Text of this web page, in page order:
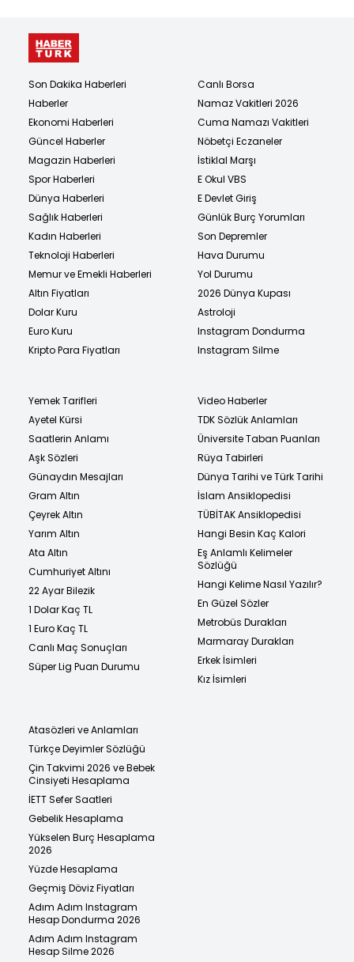
Son Dakika Haberleri
Haberler
Ekonomi Haberleri
Güncel Haberler
Magazin Haberleri
Spor Haberleri
Dünya Haberleri
Sağlık Haberleri
Kadın Haberleri
Teknoloji Haberleri
Memur ve Emekli Haberleri
Altın Fiyatları
Dolar Kuru
Euro Kuru
Kripto Para Fiyatları
Canlı Borsa
Namaz Vakitleri 2026
Cuma Namazı Vakitleri
Nöbetçi Eczaneler
İstiklal Marşı
E Okul VBS
E Devlet Giriş
Günlük Burç Yorumları
Son Depremler
Hava Durumu
Yol Durumu
2026 Dünya Kupası
Astroloji
Instagram Dondurma
Instagram Silme
Yemek Tarifleri
Ayetel Kürsi
Saatlerin Anlamı
Aşk Sözleri
Günaydın Mesajları
Gram Altın
Çeyrek Altın
Yarım Altın
Ata Altın
Cumhuriyet Altını
22 Ayar Bilezik
1 Dolar Kaç TL
1 Euro Kaç TL
Canlı Maç Sonuçları
Süper Lig Puan Durumu
Video Haberler
TDK Sözlük Anlamları
Üniversite Taban Puanları
Rüya Tabirleri
Dünya Tarihi ve Türk Tarihi
İslam Ansiklopedisi
TÜBİTAK Ansiklopedisi
Hangi Besin Kaç Kalori
Eş Anlamlı Kelimeler
Sözlüğü
Hangi Kelime Nasıl Yazılır?
En Güzel Sözler
Metrobüs Durakları
Marmaray Durakları
Erkek İsimleri
Kız İsimleri
Atasözleri ve Anlamları
Türkçe Deyimler Sözlüğü
Çin Takvimi 2026 ve Bebek
Cinsiyeti Hesaplama
İETT Sefer Saatleri
Gebelik Hesaplama
Yükselen Burç Hesaplama
2026
Yüzde Hesaplama
Geçmiş Döviz Fiyatları
Adım Adım Instagram
Hesap Dondurma 2026
Adım Adım Instagram
Hesap Silme 2026